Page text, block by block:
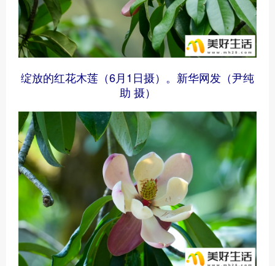
绽放的红花木莲（6月1日摄）。新华网发（尹纯
助 摄）